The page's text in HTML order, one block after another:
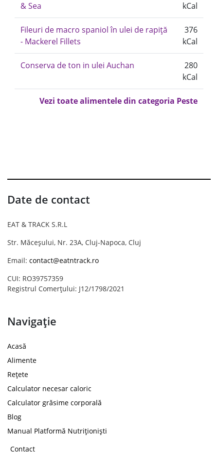
& Sea
kCal
Fileuri de macro spaniol în ulei de rapiță
- Mackerel Fillets
376
kCal
Conserva de ton in ulei Auchan
280
kCal
Vezi toate alimentele din categoria Peste
Date de contact
EAT & TRACK S.R.L
Str. Măceșului, Nr. 23A, Cluj-Napoca, Cluj
Email: contact@eatntrack.ro
CUI: RO39757359
Registrul Comerțului: J12/1798/2021
Navigație
Acasă
Alimente
Rețete
Calculator necesar caloric
Calculator grăsime corporală
Blog
Manual Platformă Nutriționiști
Contact